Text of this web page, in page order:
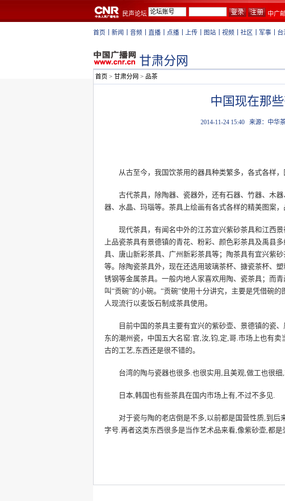
民声论坛 中广
首页 新闻 音频 直播 点播 上传 图站 视频 社区 军事 台
甘肃分网
首页 > 甘肃分网 > 品茶
中国现在那
2014-11-24 15:40 来源：中华
从古至今，我国饮茶用的器具种类繁多，各式各样，
古代茶具，除陶器、瓷器外，还有石器、竹器、木器
器、水晶、玛瑙等。茶具上绘画有各式各样的精美图案
现代茶具，有闻名中外的江苏宜兴紫砂茶具和江西景
上品瓷茶具有景德镇的青花、粉彩、颜色彩茶具及禹县
具、唐山新彩茶具、广州新彩茶具等；陶茶具有宜兴紫
等。除陶瓷茶具外，现在还选用玻璃茶杯、搪瓷茶杯、
锈钢等金属茶具。一般内地人家喜欢用陶、瓷茶具；而
叫“贡碗”的小碗。“贡碗”使用十分讲究，主要是凭借碗
人现流行以麦饭石制成茶具使用。
目前中国的茶具主要有宜兴的紫砂壶、景德镇的瓷、
东的潮州瓷，中国五大名窑:官,汝,钧,定,哥.市场上也有
古的工艺,东西还是很不错的。
台湾的陶与瓷器也很多.也很实用,且美观,做工也很细,
日本,韩国也有些茶具在国内市场上有,不过不多见.
对于瓷与陶的老店倒是不多,以前都是国营性质,到后
字号.再者这类东西很多是当作艺术品来看,像紫砂壶,都是